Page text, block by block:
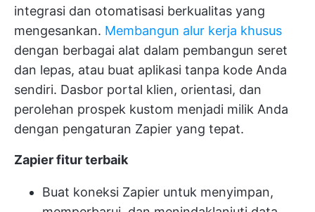
integrasi dan otomatisasi berkualitas yang
mengesankan. Membangun alur kerja khusus
dengan berbagai alat dalam pembangun seret
dan lepas, atau buat aplikasi tanpa kode Anda
sendiri. Dasbor portal klien, orientasi, dan
perolehan prospek kustom menjadi milik Anda
dengan pengaturan Zapier yang tepat.
Zapierfitur terbaik
Buat koneksi Zapier untuk menyimpan,